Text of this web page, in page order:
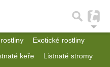
Exotické rostliny
keře
Listnaté stromy